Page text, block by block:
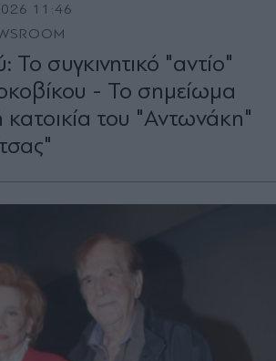
11:46
συγκινητικό "αντίο"
- Το σημείωμα
κατοικία του "Αντωνάκη"